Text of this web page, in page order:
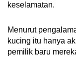
keselamatan.
Menurut
kucing itu hanya
pemilik baru